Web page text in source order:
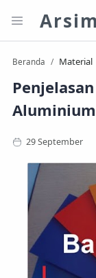
Beranda Material
Aluminium